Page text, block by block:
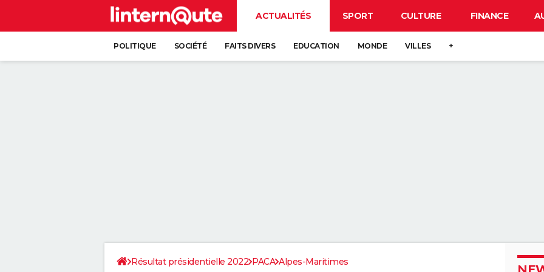
ACTUALITÉS SPORT CULTURE FINANCE
POLITIQUE SOCIÉTÉ FAITS DIVERS EDUCATION MONDE VILLES +
Résultat présidentielle 2022 PACA Alpes-Maritimes